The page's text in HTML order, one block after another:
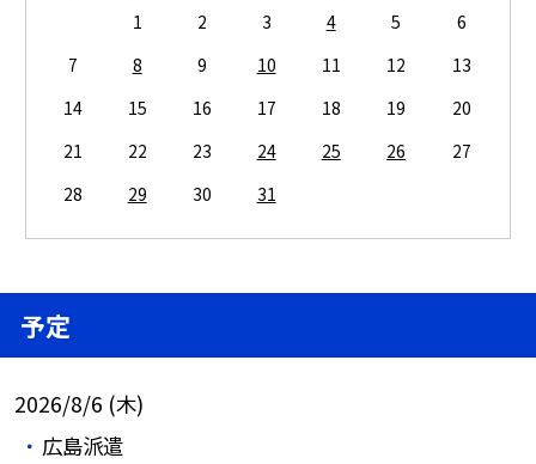
1 2 3 4 5
6
7
8 9 10 11 12
13
14
15 16 17 18 19
20
21
22 23 24 25 26
27
28
29 30 31
予定
2026/8/6 (木)
広島派遣